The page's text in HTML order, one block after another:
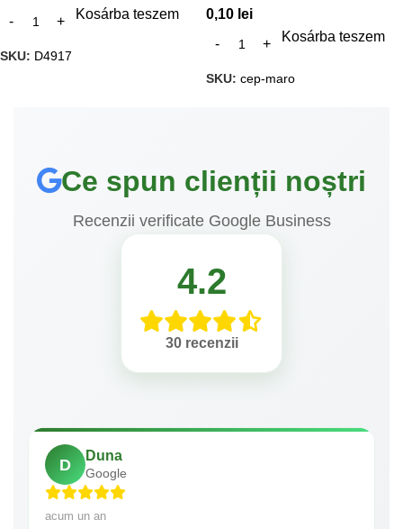
Kosárba teszem
SKU: D4917
0,10 lei
Kosárba teszem
SKU: cep-maro
Ce spun clienții noștri
Recenzii verificate Google Business
4.2
30 recenzii
D
Duna
Google
acum un an